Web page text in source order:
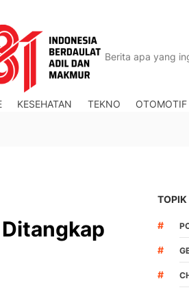
KESEHATAN TEKNO OTOMOTIF
TOPIK
#
#
#